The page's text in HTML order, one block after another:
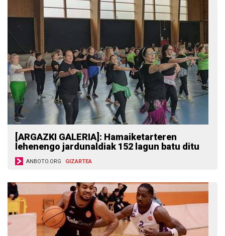
[ARGAZKI GALERIA]: Hamaiketarteren
lehenengo jardunaldiak 152 lagun batu ditu
ANBOTO.ORG GIZARTEA